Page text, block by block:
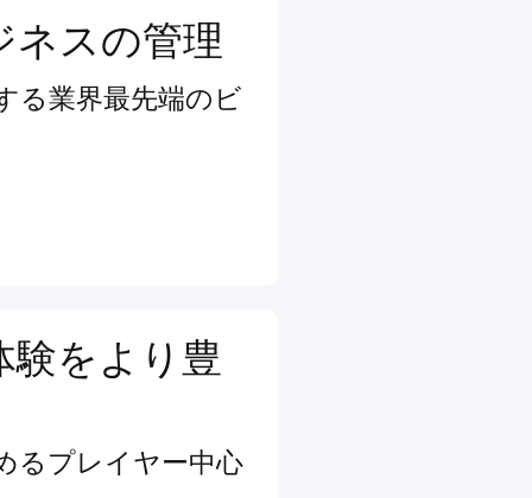
ネスの管理
る業界最先端のビ
験をより豊
るプレイヤー中心